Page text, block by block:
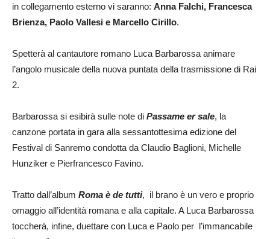
in collegamento esterno vi saranno: Anna Falchi, Francesca
Brienza, Paolo Vallesi e Marcello Cirillo.
Spetterà al cantautore romano Luca Barbarossa animare
l’angolo musicale della nuova puntata della trasmissione di Rai
2.
Barbarossa si esibirà sulle note di Passame er sale, la
canzone portata in gara alla sessantottesima edizione del
Festival di Sanremo condotta da Claudio Baglioni, Michelle
Hunziker e Pierfrancesco Favino.
Tratto dall’album Roma è de tutti, il brano è un vero e proprio
omaggio all’identità romana e alla capitale. A Luca Barbarossa
toccherà, infine, duettare con Luca e Paolo per l’immancabile